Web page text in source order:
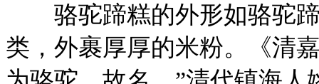
骆驼蹄糕的外形如骆驼蹄
类，外裹厚厚的米粉。《清